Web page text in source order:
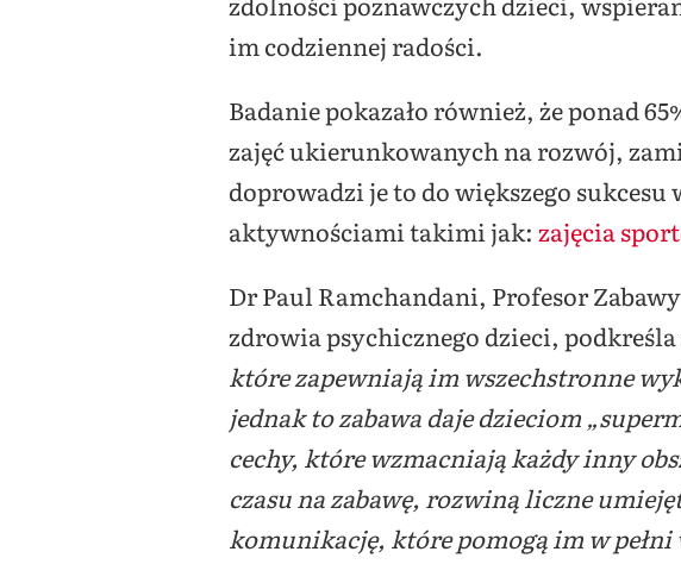
im codziennej radości.
Badanie pokazało również, że ponad
zajęć ukierunkowanych na rozwój,
doprowadzi je to do większego
aktywnościami takimi jak: zajęcia
Dr Paul Ramchandani, Profesor
zdrowia psychicznego dzieci,
które zapewniają im wszechstronne
jednak to zabawa daje dzieciom
cechy, które wzmacniają każdy inny
czasu na zabawę, rozwiną liczne
komunikację, które pomogą im w